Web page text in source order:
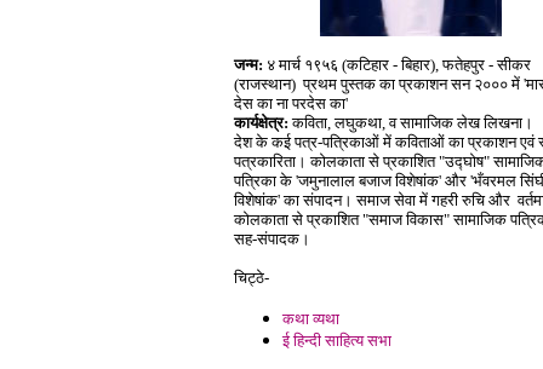
जन्म: ४ मार्च १९५६ (कटिहार - बिहार), फतेहपुर - सीकर
(राजस्थान) प्रथम पुस्तक का प्रकाशन सन २००० में
देस का ना परदेस का'
कार्यक्षेत्र: कविता, लघुकथा, व सामाजिक लेख लिखना।
देश के कई पत्र-पत्रिकाओं में कविताओं का प्रकाशन एवं
पत्रकारिता। कोलकाता से प्रकाशित "उद्घोष"
पत्रिका के 'जमुनालाल बजाज विशेषांक' और 'भँवरमल
विशेषांक' का संपादन। समाज सेवा में गहरी रुचि और
कोलकाता से प्रकाशित "समाज विकास" सामाजिक
सह-संपादक।
चिट्ठे-
कथा व्यथा
ई हिन्दी साहित्य सभा